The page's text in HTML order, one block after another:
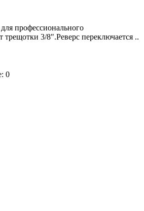
профессионального
трещотки 3/8".Реверс переключается ..
0